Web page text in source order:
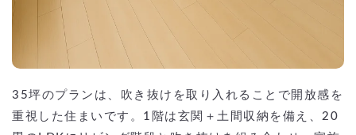
35坪のプランは、吹き抜けを取り入れることで開放感を
重視した住まいです。1階は玄関＋土間収納を備え、20